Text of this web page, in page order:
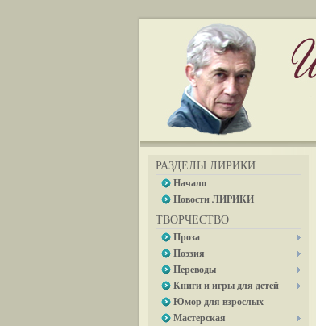
РАЗДЕЛЫ ЛИРИКИ
Начало
Новости ЛИРИКИ
ТВОРЧЕСТВО
Проза
Поэзия
Переводы
Книги и игры для детей
Юмор для взрослых
Мастерская